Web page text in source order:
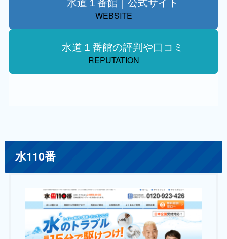
WEBSITE
水道１番館の評判や口コミ
REPUTATION
水110番